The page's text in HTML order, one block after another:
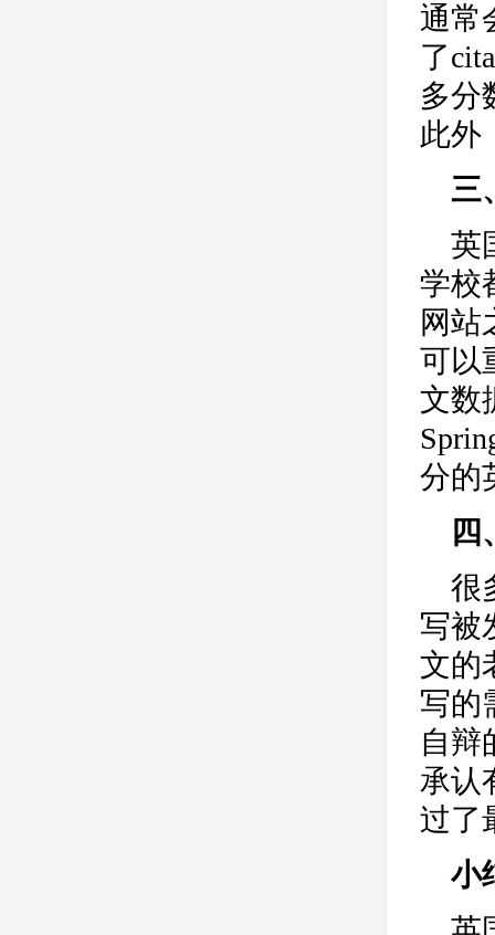
通常
了
多分
此外
三
英
学校
网站
可以
文数
分的
四
很
写被
文的
写的
自辩
承认
过了
小